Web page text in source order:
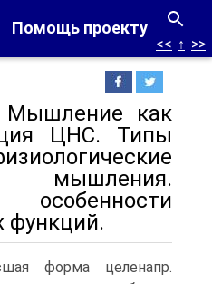
Помощь проекту
<< ↑ >>
как
ЦНС. Типы
мышления.
функций.
форма целенапр.